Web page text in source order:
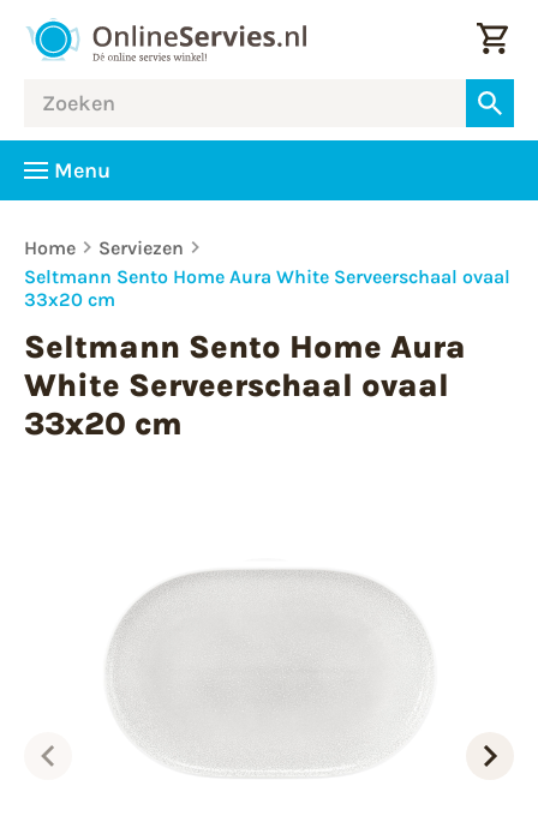
Menu
Home
Serviezen
Seltmann Sento Home Aura White Serveerschaal ovaal
33x20 cm
Seltmann Sento Home Aura
White Serveerschaal ovaal
33x20 cm